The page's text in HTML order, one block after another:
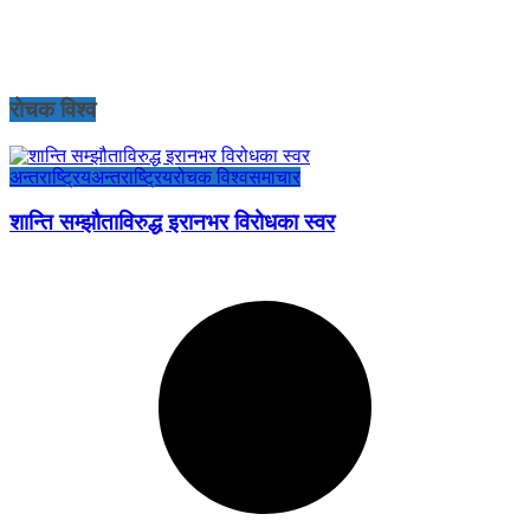
रोचक विश्व
अन्तराष्ट्रियअन्तराष्ट्रियरोचक विश्वसमाचार
शान्ति सम्झौताविरुद्ध इरानभर विरोधका स्वर